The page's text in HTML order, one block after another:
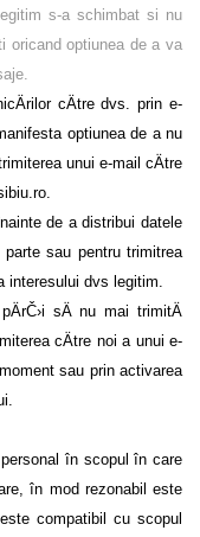
s-a schimbat si nu
oricand optiunea de a va
cÄtre dvs. prin e-
optiunea de a nu
unui e-mail cÄtre
de a distribui datele
parte sau pentru trimitrea
interesului dvs legitim.
sÄ nu mai trimitÄ
cÄtre noi a unui e-
sau prin activarea
în scopul în care
în mod rezonabil este
compatibil cu scopul